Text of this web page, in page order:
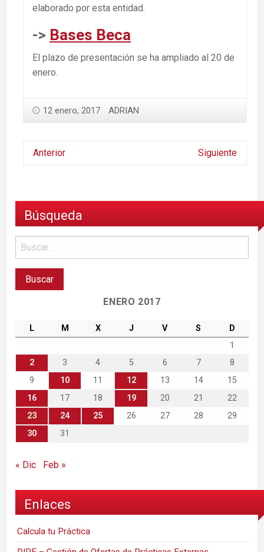
elaborado por esta entidad.
-> Bases Beca
El plazo de presentación se ha ampliado al 20 de
enero.
12 enero, 2017 ADRIAN
Anterior Siguiente
Búsqueda
ENERO 2017
L M X J V S
D
1
2
3 4 5 6 7
8
9
10 11 12 13 14
15
16
17 18 19 20 21
22
23
24 25 26 27 28
29
30
31
« Dic Feb »
Enlaces
Calcula tu Práctica